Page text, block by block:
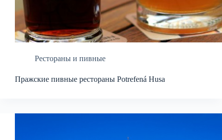
Рестораны и пивные
Пражские пивные рестораны Potrefená Husa